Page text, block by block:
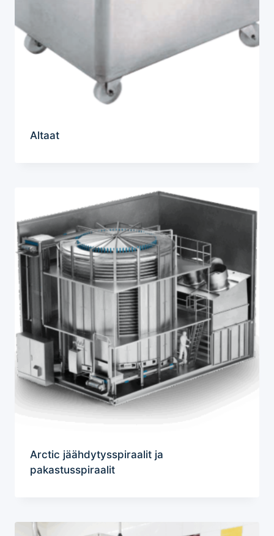
Altaat
Arctic jäähdytysspiraalit ja
pakastusspiraalit